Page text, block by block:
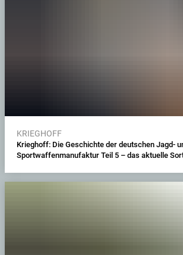
KRIEGHOFF
Krieghoff: Die Geschichte der deutschen Jagd-
Sportwaffenmanufaktur Teil 5 – das aktuelle